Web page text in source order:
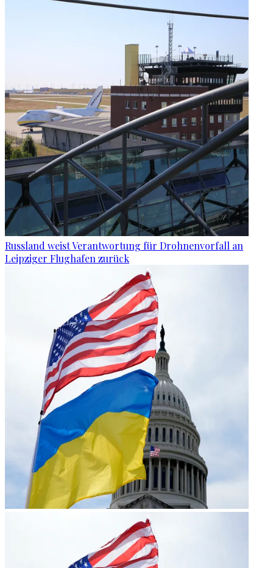
Russland weist Verantwortung für Drohnenvorfall an
Leipziger Flughafen zurück